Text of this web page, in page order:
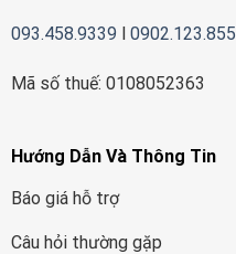
093.458.9339 l 0902.123.855
Mã số thuế: 0108052363
Hướng Dẫn Và Thông Tin
Báo giá hỗ trợ
Câu hỏi thường gặp